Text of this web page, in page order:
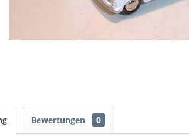
Bewertungen 0